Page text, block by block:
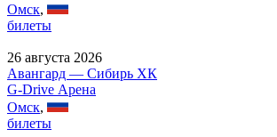
Омск,
билеты
26 августа 2026
Авангард — Сибирь ХК
G-Drive Арена
Омск,
билеты